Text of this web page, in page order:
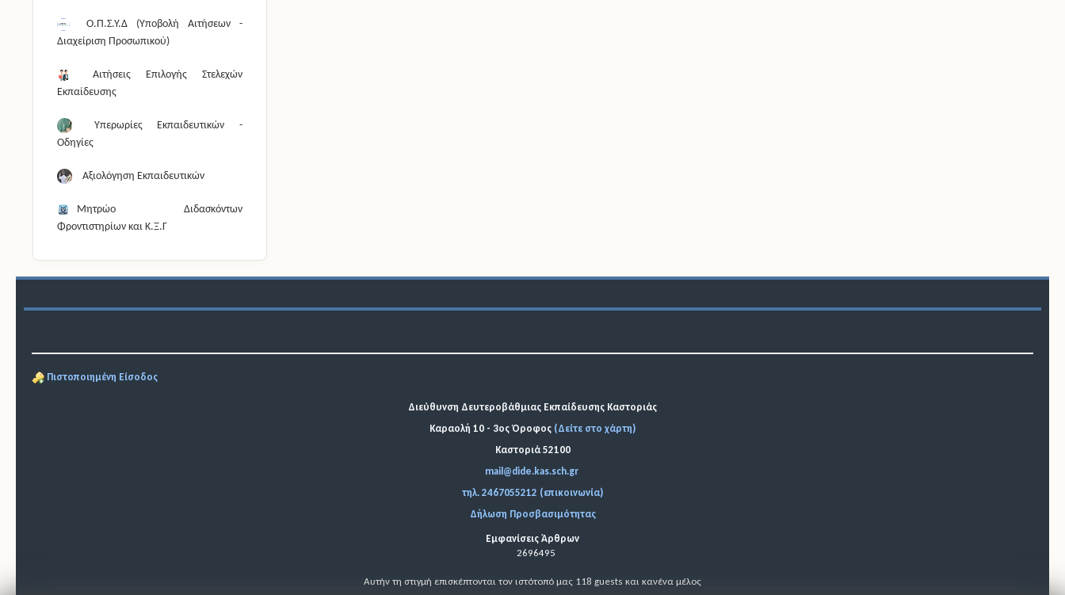
Ο.Π.Σ.Υ.Δ (Υποβολή Αιτήσεων -
Διαχείριση Προσωπικού)
Αιτήσεις Επιλογής Στελεχών
Εκπαίδευσης
Υπερωρίες Εκπαιδευτικών -
Οδηγίες
Αξιολόγηση Εκπαιδευτικών
Μητρώο Διδασκόντων
Φροντιστηρίων και Κ.Ξ.Γ
Πιστοποιημένη Είσοδος
Διεύθυνση Δευτεροβάθμιας Εκπαίδευσης Καστοριάς
Καραολή 10 - 3ος Όροφος (Δείτε στο χάρτη)
Καστοριά 52100
mail@dide.kas.sch.gr
τηλ. 2467055212 (επικοινωνία)
Δήλωση Προσβασιμότητας
Εμφανίσεις Άρθρων
2696495
Αυτήν τη στιγμή επισκέπτονται τον ιστότοπό μας 118 guests και κανένα μέλος